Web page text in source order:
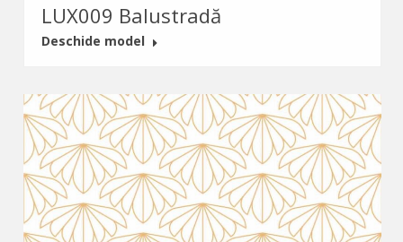
LUX009 Balustradă
Deschide model